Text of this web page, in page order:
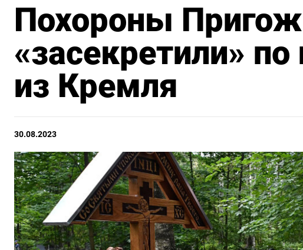
Похороны
«засекретили» по
из Кремля
30.08.2023